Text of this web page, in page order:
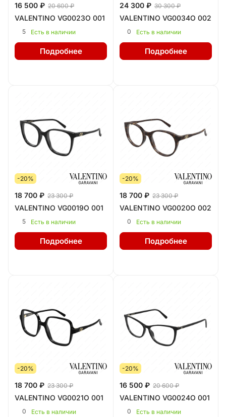
16 500 ₽ 20 600 ₽
VALENTINO VG0023O 001
5 Есть в наличии
Подробнее
24 300 ₽ 30 300 ₽
VALENTINO VG0034O 002
0 Есть в наличии
Подробнее
-20%
18 700 ₽ 23 300 ₽
VALENTINO VG0019O 001
5 Есть в наличии
Подробнее
-20%
18 700 ₽ 23 300 ₽
VALENTINO VG0020O 002
0 Есть в наличии
Подробнее
-20%
18 700 ₽ 23 300 ₽
VALENTINO VG0021O 001
0 Есть в наличии
-20%
16 500 ₽ 20 600 ₽
VALENTINO VG0024O 001
0 Есть в наличии